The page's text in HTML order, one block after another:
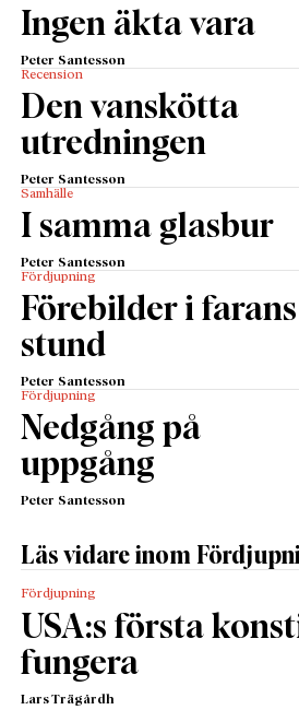
Ingen äkta vara
Peter Santesson
Recension
Den vanskötta
utredningen
Peter Santesson
Samhälle
I samma glasbur
Peter Santesson
Fördjupning
Förebilder i farans
stund
Peter Santesson
Fördjupning
Nedgång på
uppgång
Peter Santesson
Läs vidare inom
Fördjupning
USA:s första
fungera
Lars Trägårdh